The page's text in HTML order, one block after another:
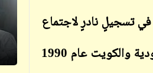
في تسجيلٍ نادرٍ لاجتماع
جامعة الدول العربية بخصوص التصويت على قرارٍ طالبت به المملكة العربية السعودية والكويت عام 1990